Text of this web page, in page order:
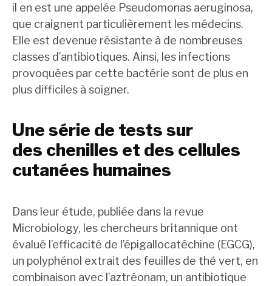
il en est une appelée Pseudomonas aeruginosa,
que craignent particulièrement les médecins.
Elle est devenue résistante à de nombreuses
classes d’antibiotiques. Ainsi, les infections
provoquées par cette bactérie sont de plus en
plus difficiles à soigner.
Une série de tests sur
des chenilles et des cellules
cutanées humaines
Dans leur étude, publiée dans la revue
Microbiology, les chercheurs britannique ont
évalué l’efficacité de l’épigallocatéchine (EGCG),
un polyphénol extrait des feuilles de thé vert, en
combinaison avec l’aztréonam, un antibiotique